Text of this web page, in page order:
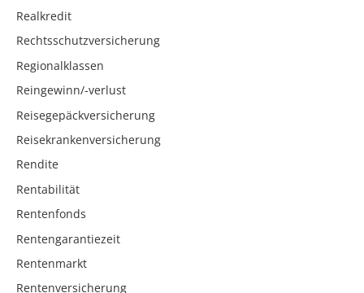
Realkredit
Rechtsschutzversicherung
Regionalklassen
Reingewinn/-verlust
Reisegepäckversicherung
Reisekrankenversicherung
Rendite
Rentabilität
Rentenfonds
Rentengarantiezeit
Rentenmarkt
Rentenversicherung